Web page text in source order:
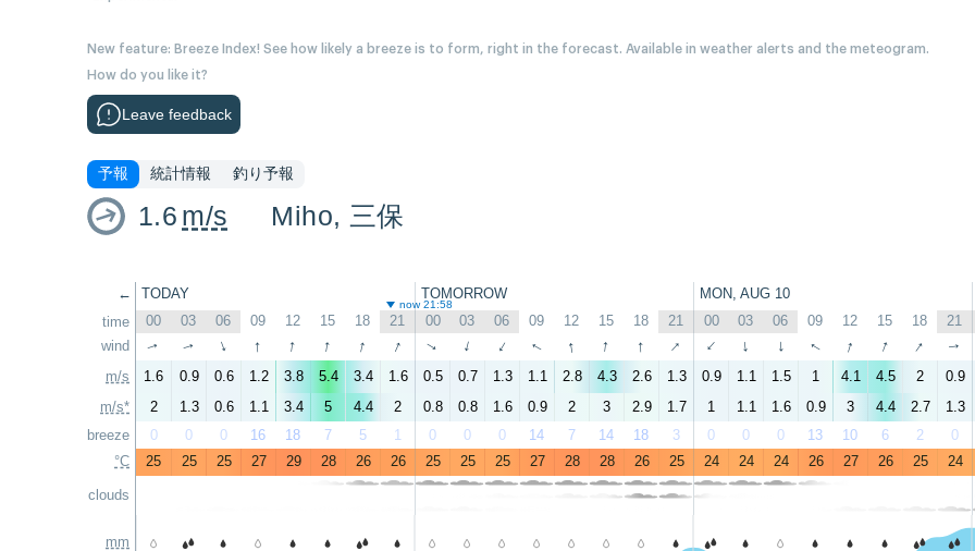
New feature: Breeze Index! See how likely a breeze is to form, right in the forecast. Available in weather alerts and the meteogram.
How do you like it?
Leave feedback
予報 統計情報 釣り予報
1.6 m/s Miho, 三保
←
time
wind
m/s
m/s*
breeze
°C
clouds
mm
TODAY TOMORROW MON, AUG 10
now 21:58
00 03 06 09 12 15 18 21 00 03 06 09 12 15 18 21 00 03 06 09 12 15 18 21
↑ ↑ ↑ ↑ ↑ ↑ ↑ ↑ ↑ ↑ ↑ ↑ ↑ ↑ ↑ ↑ ↑ ↑ ↑ ↑ ↑ ↑ ↑ ↑
1.6 0.9 0.6 1.2 3.8 5.4 3.4 1.6 0.5 0.7 1.3 1.1 2.8 4.3 2.6 1.3 0.9 1.1 1.5 1 4.1 4.5 2 0.9
2
1.3 0.6 1.1 3.4 5 4.4 2 0.8 0.8 1.6 0.9 2 3 2.9 1.7 1 1.1 1.6 0.9 3 4.4 2.7 1.3
0
0 0 16 18 7 5 1 0 0 0 14 7 14 18 3 0 0 0 13 10 6 2 0
25
25 25 27 29 28 26 26 25 25 25 27 28 28 26 25 24 24 24 26 27 26 25 24